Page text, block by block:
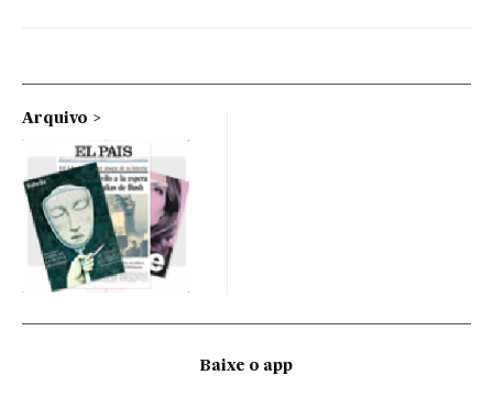
Arquivo
Baixe o app